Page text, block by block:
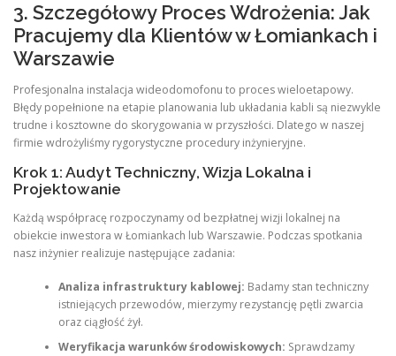
3. Szczegółowy Proces Wdrożenia: Jak
Pracujemy dla Klientów w Łomiankach i
Warszawie
Profesjonalna instalacja wideodomofonu to proces wieloetapowy.
Błędy popełnione na etapie planowania lub układania kabli są niezwykle
trudne i kosztowne do skorygowania w przyszłości. Dlatego w naszej
firmie wdrożyliśmy rygorystyczne procedury inżynieryjne.
Krok 1: Audyt Techniczny, Wizja Lokalna i
Projektowanie
Każdą współpracę rozpoczynamy od bezpłatnej wizji lokalnej na
obiekcie inwestora w Łomiankach lub Warszawie. Podczas spotkania
nasz inżynier realizuje następujące zadania:
Analiza infrastruktury kablowej: Badamy stan techniczny
istniejących przewodów, mierzymy rezystancję pętli zwarcia
oraz ciągłość żył.
Weryfikacja warunków środowiskowych: Sprawdzamy